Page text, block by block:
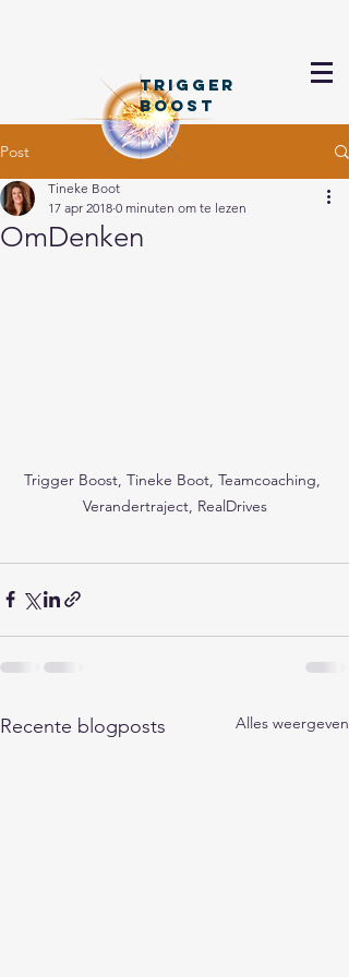
TRIGGER
BOOSt
Post
OmDenken
Tineke Boot
17 apr 2018 0 minuten om te lezen
Trigger Boost, Tineke Boot, Teamcoaching,
Verandertraject, RealDrives
Recente blogposts Alles weergeven